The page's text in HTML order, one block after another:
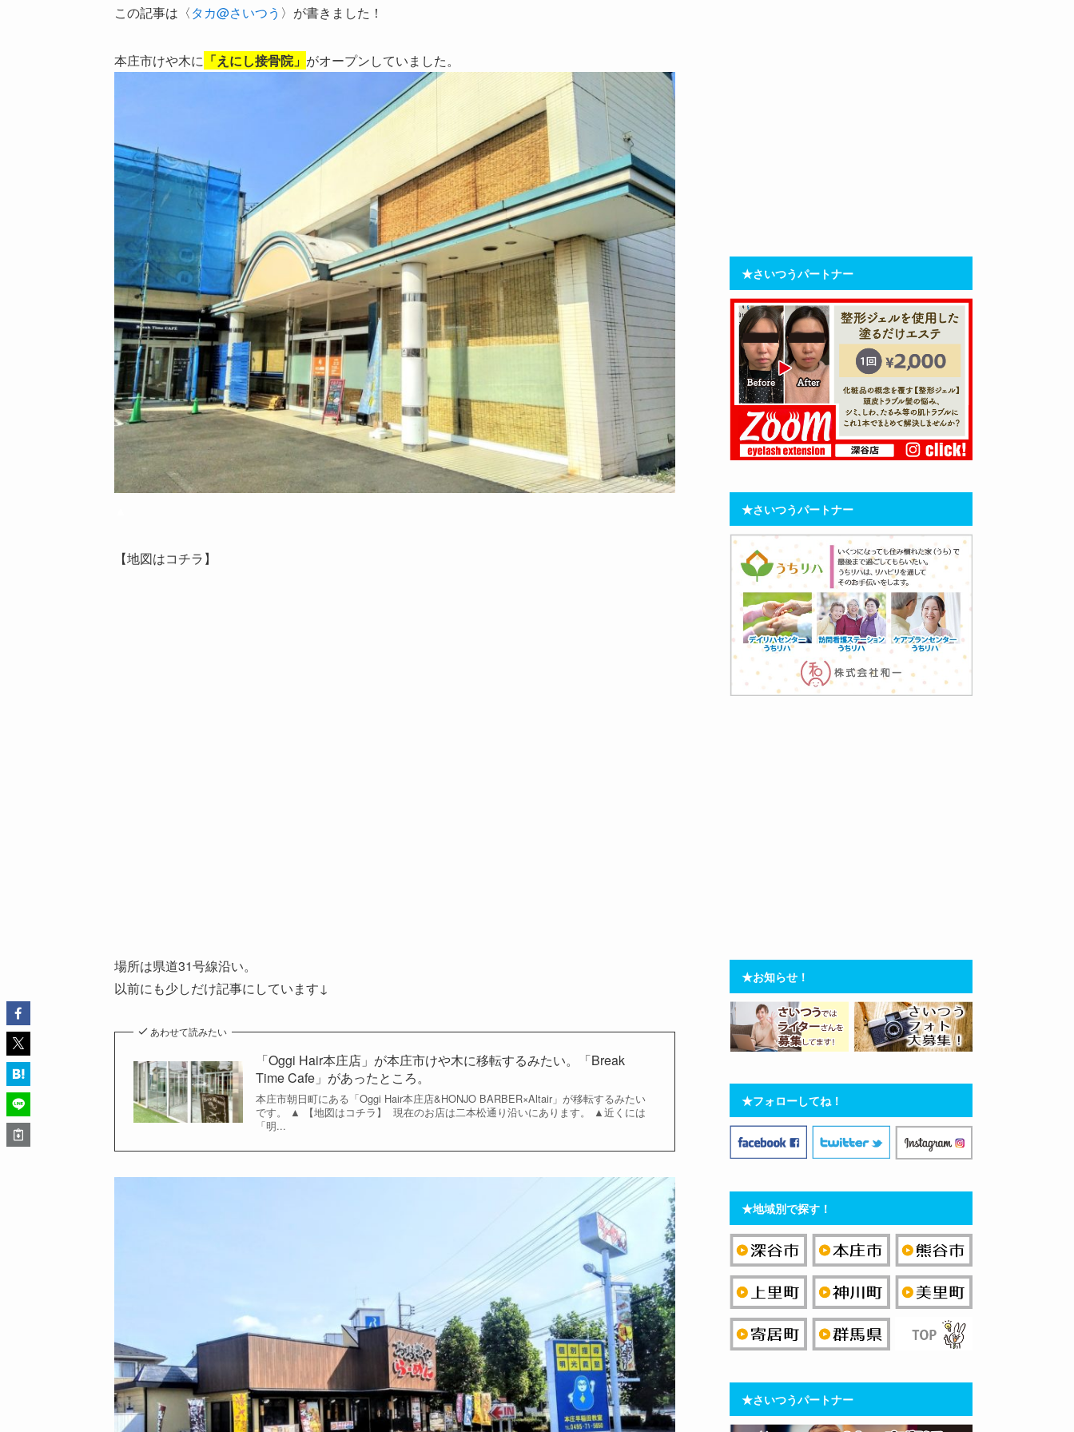
この記事は〈タカ@さいつう 〉が書きました！
本庄市けや木に 「えにし接骨院」 がオープンしていました。
【地図はコチラ】
場所は県道31号線沿い。
以前にも少しだけ記事にしています↓
あわせて読みたい
「Oggi Hair本庄店」が本庄市けや木に移転するみたい。「Break
Time Cafe」があったところ。
本庄市朝日町にある「Oggi Hair本庄店&HONJO BARBER×Altair」が移転するみたい
です。 ▲ 【地図はコチラ】 現在のお店は二本松通り沿いにあります。 ▲近くには
「明...
★さいつうパートナー
★さいつうパートナー
★お知らせ！
★フォローしてね！
★地域別で探す！
★さいつうパートナー